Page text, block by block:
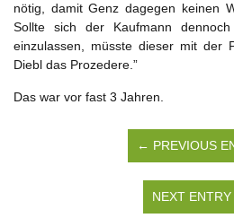
nötig, damit Genz dagegen keinen
Sollte sich der Kaufmann
einzulassen, müsste dieser mit der
Diebl das Prozedere.”
Das war vor fast 3 Jahren.
← PREVIOUS
NEXT